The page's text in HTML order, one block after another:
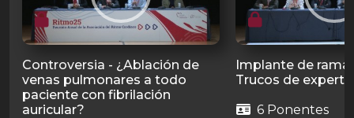
Controversia - ¿Ablación de
venas pulmonares a todo
paciente con fibrilación
auricular?
Implante de rama
Trucos de
6 Ponentes